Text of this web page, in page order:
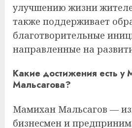
улучшению жизни
также поддерживает
благотворительные
направленные на
Какие достижения есть у
Мальсагова?
Мамихан Мальсагов —
бизнесмен и